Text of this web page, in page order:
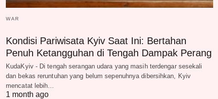
WAR
Kondisi Pariwisata Kyiv Saat Ini: Bertahan
Penuh Ketangguhan di Tengah Dampak Perang
KudaKyiv - Di tengah serangan udara yang masih terdengar sesekali
dan bekas reruntuhan yang belum sepenuhnya dibersihkan, Kyiv
mencatat lebih…
1 month ago